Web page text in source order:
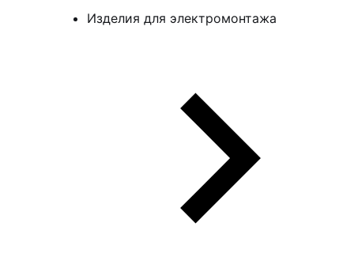
Изделия для электромонтажа